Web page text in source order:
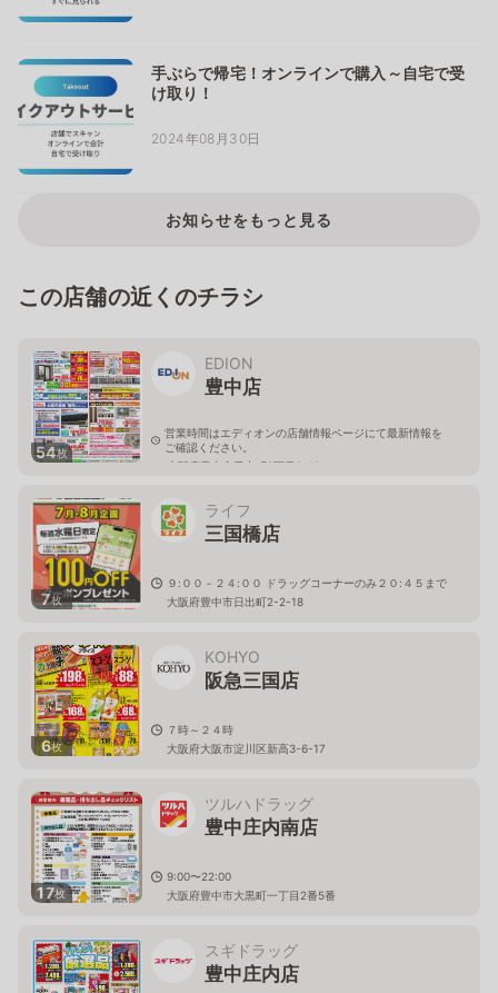
手ぶらで帰宅！オンラインで購入～自宅で受
け取り！
2024年08月30日
お知らせをもっと見る
この店舗の近くのチラシ
54枚
EDION
豊中店
営業時間はエディオンの店舗情報ページにて最新情報を
ご確認ください。
大阪府豊中市日出町2丁目2-18
7枚
ライフ
三国橋店
９:００－２４:００ ドラッグコーナーのみ２０:４５まで
大阪府豊中市日出町2-2-18
6枚
KOHYO
阪急三国店
７時～２４時
大阪府大阪市淀川区新高3-6-17
17枚
ツルハドラッグ
豊中庄内南店
9:00〜22:00
大阪府豊中市大黒町一丁目2番5番
スギドラッグ
豊中庄内店